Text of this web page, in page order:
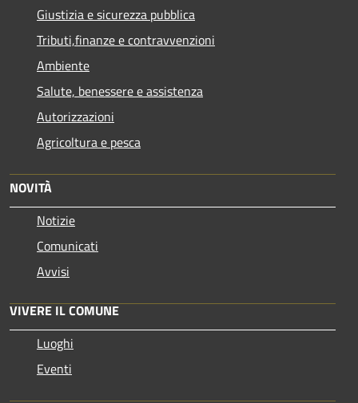
Giustizia e sicurezza pubblica
Tributi,finanze e contravvenzioni
Ambiente
Salute, benessere e assistenza
Autorizzazioni
Agricoltura e pesca
NOVITÀ
Notizie
Comunicati
Avvisi
VIVERE IL COMUNE
Luoghi
Eventi